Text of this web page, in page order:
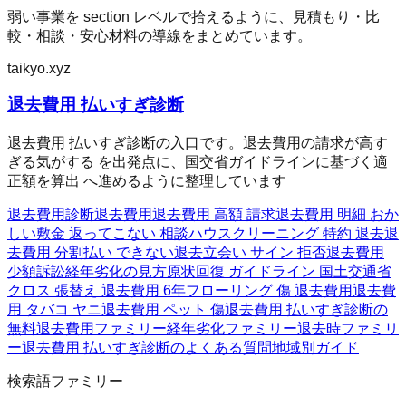
弱い事業を section レベルで拾えるように、見積もり・比
較・相談・安心材料の導線をまとめています。
taikyo.xyz
退去費用 払いすぎ診断
退去費用 払いすぎ診断の入口です。退去費用の請求が高す
ぎる気がする を出発点に、国交省ガイドラインに基づく適
正額を算出 へ進めるように整理しています
退去費用診断退去費用退去費用 高額 請求退去費用 明細 おか
しい敷金 返ってこない 相談ハウスクリーニング 特約 退去退
去費用 分割払い できない退去立会い サイン 拒否退去費用
少額訴訟経年劣化の見方原状回復 ガイドライン 国土交通省
クロス 張替え 退去費用 6年フローリング 傷 退去費用退去費
用 タバコ ヤニ退去費用 ペット 傷退去費用 払いすぎ診断の
無料退去費用ファミリー経年劣化ファミリー退去時ファミリ
ー退去費用 払いすぎ診断のよくある質問地域別ガイド
検索語ファミリー